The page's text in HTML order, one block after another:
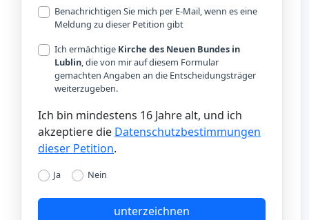
Benachrichtigen Sie mich per E-Mail, wenn es eine
Meldung zu dieser Petition gibt
Ich ermächtige Kirche des Neuen Bundes in
Lublin, die von mir auf diesem Formular
gemachten Angaben an die Entscheidungsträger
weiterzugeben.
Ich bin mindestens 16 Jahre alt, und ich
akzeptiere die Datenschutzbestimmungen
dieser Petition.
Ja Nein
unterzeichnen